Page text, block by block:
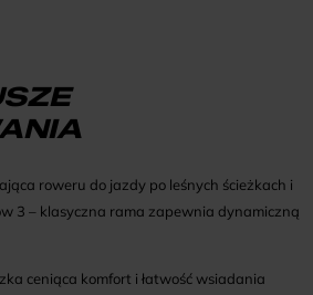
roweru do jazdy po leśnych ścieżkach i
3 – klasyczna rama zapewnia dynamiczną
ceniąca komfort i łatwość wsiadania